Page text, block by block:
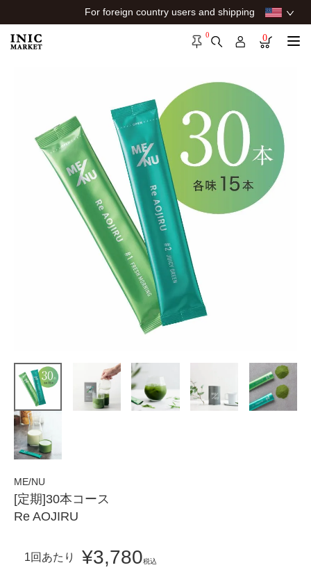
For foreign country users and shipping
0 0
ME/NU
[定期]30本コース
Re AOJIRU
1回あたり ¥3,780税込